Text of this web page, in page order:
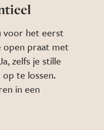
voor het eerst
open praat met
zelfs je stille
te lossen.
in een